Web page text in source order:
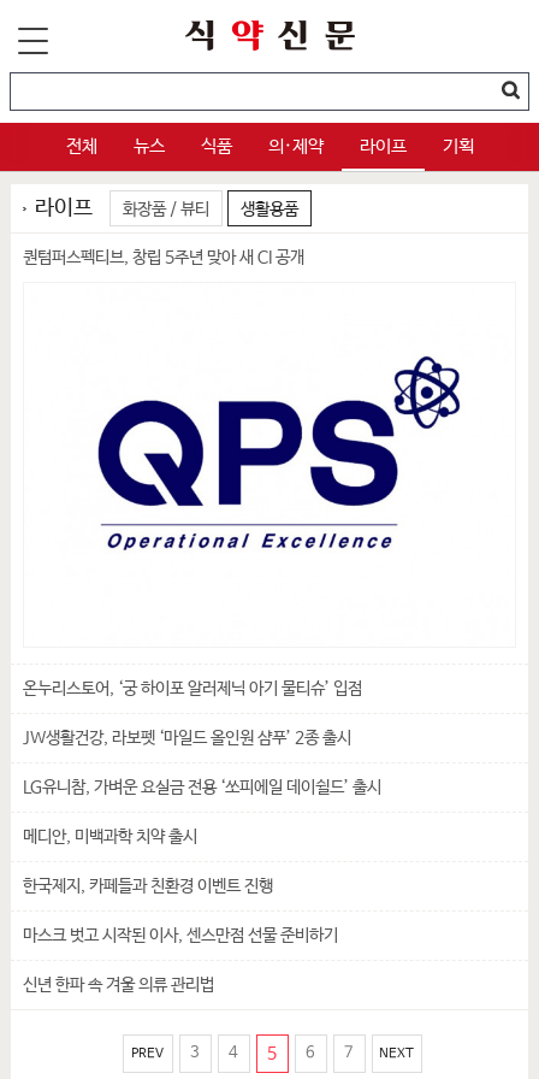
전체 뉴스 식품 의·제약 라이프 기획
라이프 화장품 / 뷰티 생활용품
퀀텀퍼스펙티브, 창립 5주년 맞아 새 CI 공개
온누리스토어, ‘궁 하이포 알러제닉 아기 물티슈’ 입점
JW생활건강, 라보펫 ‘마일드 올인원 샴푸’ 2종 출시
LG유니참, 가벼운 요실금 전용 ‘쏘피에일 데이쉴드’ 출시
메디안, 미백과학 치약 출시
한국제지, 카페들과 친환경 이벤트 진행
마스크 벗고 시작된 이사, 센스만점 선물 준비하기
신년 한파 속 겨울 의류 관리법
PREV 3 4 5 6 7 NEXT